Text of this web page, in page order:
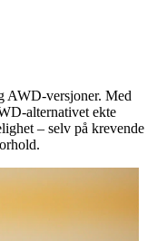
AWD-versjoner. Med
alternativet ekte
– selv på krevende